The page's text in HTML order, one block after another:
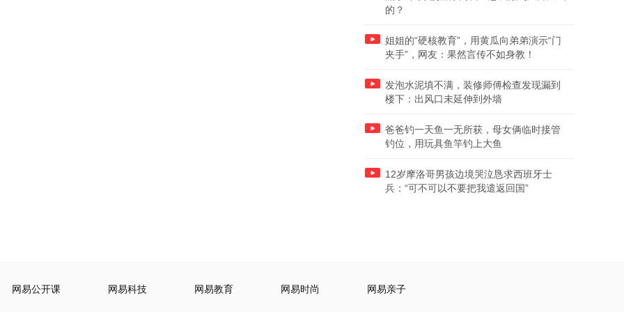
的？
姐姐的“硬核教育”，用黄瓜向弟弟演示“门
夹手”，网友：果然言传不如身教！
发泡水泥填不满，装修师傅检查发现漏到
楼下：出风口未延伸到外墙
爸爸钓一天鱼一无所获，母女俩临时接管
钓位，用玩具鱼竿钓上大鱼
12岁摩洛哥男孩边境哭泣恳求西班牙士
兵：“可不可以不要把我遣返回国”
网易公开课 网易科技 网易教育 网易时尚 网易亲子